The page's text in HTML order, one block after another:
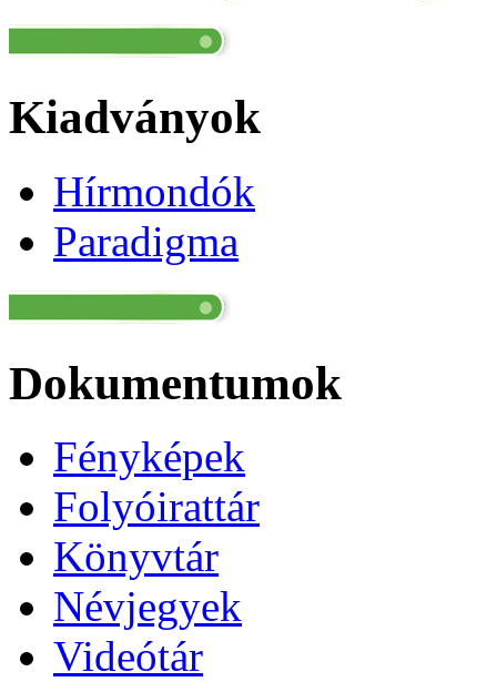
Kiadványok
Hírmondók
Paradigma
Dokumentumok
Fényképek
Folyóirattár
Könyvtár
Névjegyek
Videótár